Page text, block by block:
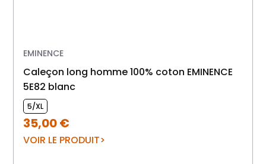
EMINENCE
caleçon long homme 100% coton EMINENCE
5E82 blanc
5/XL
35,00€
VOIR LE PRODUIT